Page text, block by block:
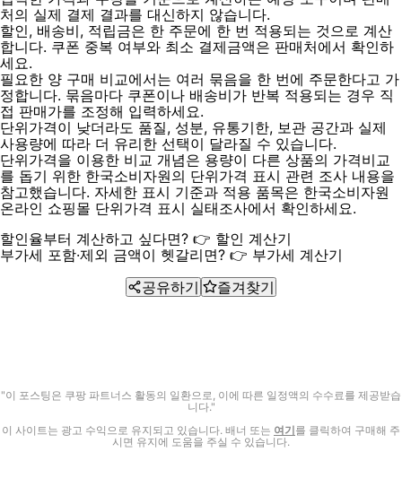
처의 실제 결제 결과를 대신하지 않습니다.
할인, 배송비, 적립금은 한 주문에 한 번 적용되는 것으로 계산
합니다. 쿠폰 중복 여부와 최소 결제금액은 판매처에서 확인하
세요.
필요한 양 구매 비교에서는 여러 묶음을 한 번에 주문한다고 가
정합니다. 묶음마다 쿠폰이나 배송비가 반복 적용되는 경우 직
접 판매가를 조정해 입력하세요.
단위가격이 낮더라도 품질, 성분, 유통기한, 보관 공간과 실제
사용량에 따라 더 유리한 선택이 달라질 수 있습니다.
단위가격을 이용한 비교 개념은 용량이 다른 상품의 가격비교
를 돕기 위한 한국소비자원의 단위가격 표시 관련 조사 내용을
참고했습니다. 자세한 표시 기준과 적용 품목은 한국소비자원
온라인 쇼핑몰 단위가격 표시 실태조사에서 확인하세요.
할인율부터 계산하고 싶다면? 👉 할인 계산기
부가세 포함·제외 금액이 헷갈리면? 👉 부가세 계산기
공유하기
즐겨찾기
"이 포스팅은 쿠팡 파트너스 활동의 일환으로, 이에 따른 일정액의 수수료를 제공받습
니다."
이 사이트는 광고 수익으로 유지되고 있습니다. 배너 또는 여기를 클릭하여 구매해 주
시면 유지에 도움을 주실 수 있습니다.